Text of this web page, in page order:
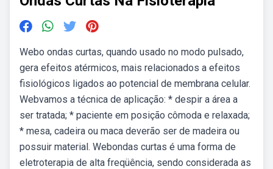
Webo ondas curtas, quando usado no modo pulsado,
gera efeitos atérmicos, mais relacionados a efeitos
fisiológicos ligados ao potencial de membrana celular.
Webvamos a técnica de aplicação: * despir a área a
ser tratada; * paciente em posição cômoda e relaxada;
* mesa, cadeira ou maca deverão ser de madeira ou
possuir material. Webondas curtas é uma forma de
eletroterapia de alta freqüência, sendo considerada as